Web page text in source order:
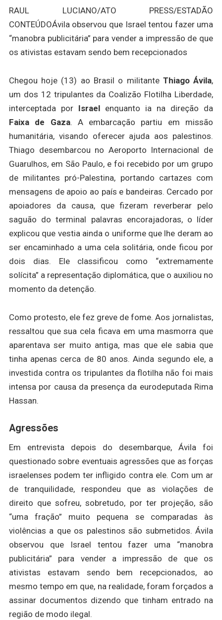
RAUL LUCIANO/ATO PRESS/ESTADÃO
CONTEÚDOÁvila observou que Israel tentou fazer uma
“manobra publicitária” para vender a impressão de que
os ativistas estavam sendo bem recepcionados
Chegou hoje (13) ao Brasil o militante Thiago Ávila,
um dos 12 tripulantes da Coalizão Flotilha Liberdade,
interceptada por Israelenquanto ia na direção da
Faixa de Gaza. A embarcação partiu em missão
humanitária, visando oferecer ajuda aos palestinos.
Thiago desembarcou no Aeroporto Internacional de
Guarulhos, em São Paulo, e foi recebido por um grupo
de militantes pró-Palestina, portando cartazes com
mensagens de apoio ao país e bandeiras. Cercado por
apoiadores da causa, que fizeram reverberar pelo
saguão do terminal palavras encorajadoras, o líder
explicou que vestia ainda o uniforme que lhe deram ao
ser encaminhado a uma cela solitária, onde ficou por
dois dias. Ele classificou como “extremamente
solícita” a representação diplomática, que o auxiliou no
momento da detenção.
Como protesto, ele fez greve de fome. Aos jornalistas,
ressaltou que sua cela ficava em uma masmorra que
aparentava ser muito antiga, mas que ele sabia que
tinha apenas cerca de 80 anos. Ainda segundo ele, a
investida contra os tripulantes da flotilha não foi mais
intensa por causa da presença da eurodeputada Rima
Hassan.
Agressões
Em entrevista depois do desembarque, Ávila foi
questionado sobre eventuais agressões que as forças
israelenses podem ter infligido contra ele. Com um ar
de tranquilidade, respondeu que as violações de
direito que sofreu, sobretudo, por ter projeção, são
“uma fração” muito pequena se comparadas às
violências a que os palestinos são submetidos. Ávila
observou que Israel tentou fazer uma “manobra
publicitária” para vender a impressão de que os
ativistas estavam sendo bem recepcionados, ao
mesmo tempo em que, na realidade, foram forçados a
assinar documentos dizendo que tinham entrado na
região de modo ilegal.